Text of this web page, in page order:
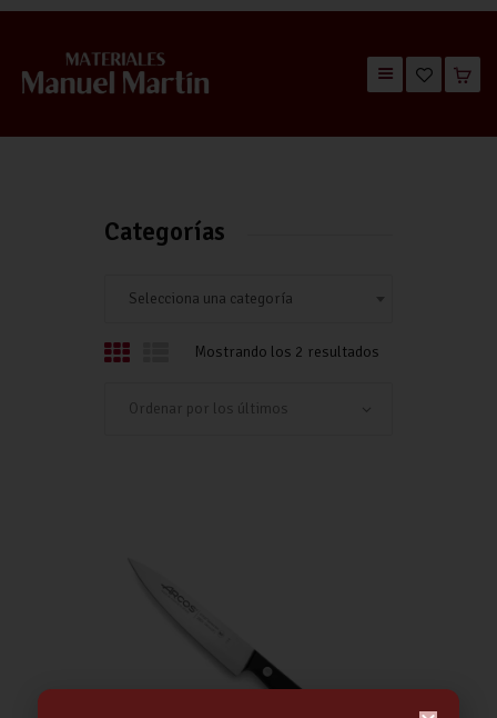
QUIÉNES SOMOS
Mostrando los 2 resultados
Categorías
Selecciona una categoría